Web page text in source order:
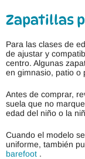
Zapatillas
Para las clases de
de ajustar y
centro. Algunas
en gimnasio, patio o
Antes de comprar,
suela que no
edad del niño o la
Cuando el modelo
uniforme, también
barefoot .